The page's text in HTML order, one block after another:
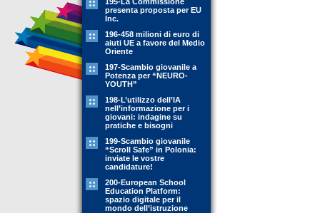
presenta proposta per EU
Inc.
196-458 milioni di euro di
aiuti UE a favore del Medio
Oriente
197-Scambio giovanile a
Potenza per “NEURO-
YOUTH”
198-L’utilizzo dell’IA
nell’informazione per i
giovani: indagine su
pratiche e bisogni
199-Scambio giovanile
“Scroll Safe” in Polonia:
inviate le vostre
candidature!
200-European School
Education Platform:
spazio digitale per il
mondo dell’istruzione